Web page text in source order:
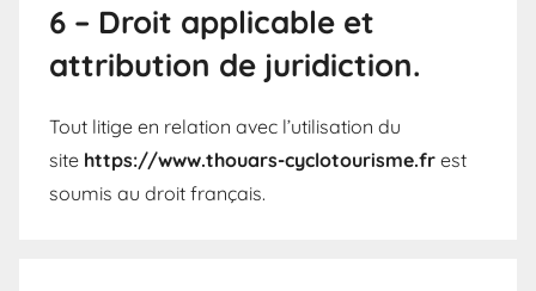
6 – Droit applicable et
attribution de juridiction.
Tout litige en relation avec l’utilisation du
site https://www.thouars-cyclotourisme.fr est
soumis au droit français.